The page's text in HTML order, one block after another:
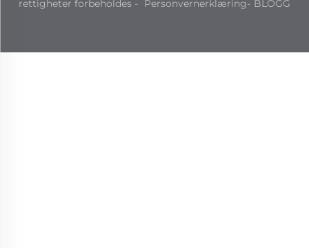
rettigheter forbeholdes - Personvernerklæring- BLOGG